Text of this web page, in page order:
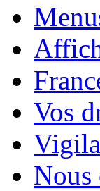
Vos
Nous